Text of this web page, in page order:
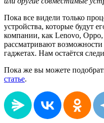
Пока все видели только
устройства, которые будут
компании, как Lenovo,
рассматривают
гаджетах. Нам остаётся
Пока же вы можете
статье.